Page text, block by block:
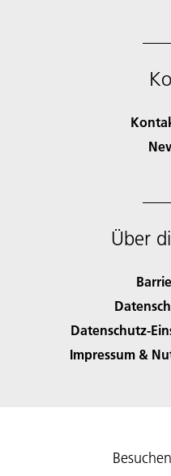
Über
Datenschutz-
Impressum &